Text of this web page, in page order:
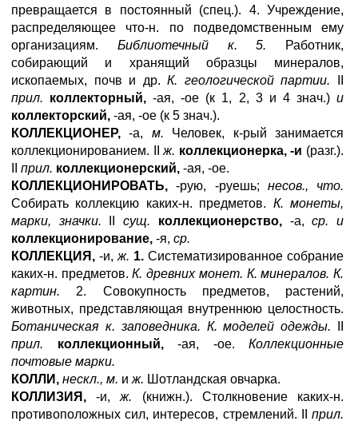
превращается в постоянный (спец.). 4. Учреждение,
распределяющее что-н. по подведомственным ему
организациям. Библиотечный к. 5. Работник,
собирающий и хранящий образцы минералов,
ископаемых, почв и др.К. геологической партии.
прил. коллекторный, -ая, -ое (к 1, 2, 3 и 4 знач.)и
коллекторский, -ая, -ое (к 5 знач.).
КОЛЛЕКЦИОНЕР, -а, м. Человек, к-рый занимается
коллекционированием. IIж. коллекционерка, -и (разг.).
прил. коллекционерский, -ая, -ое.
КОЛЛЕКЦИОНИРОВАТЬ, -рую, -руешь; несов., что.
Собирать коллекцию каких-н. предметов. К. монеты,
марки, значки.
IIсущ. коллекционерство,-а,ср. и
коллекционирование, -я, ср.
КОЛЛЕКЦИЯ, -и, ж. 1. Систематизированное собрание
каких-н. предметов.К. древних монет. К. минералов. К.
картин. 2. Совокупность предметов, растений,
животных, представляющая внутреннюю целостность.
Ботаническая к. заповедника. К. моделей одежды.
прил. коллекционный,-ая, -ое. Коллекционные
почтовые марки.
КОЛЛИ, нескл., м. и ж. Шотландская овчарка.
КОЛЛИЗИЯ, -и,ж. (книжн.). Столкновение каких-н.
противоположных сил, интересов, стремлений. II прил.